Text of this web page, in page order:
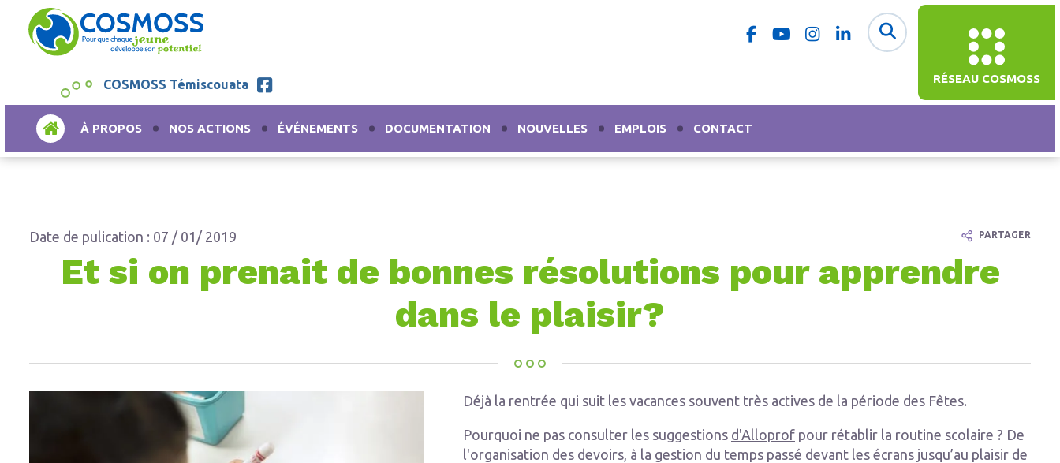
RÉSEAU COSMOSS
COSMOSS Témiscouata
ACCUEILÀ PROPOS NOS ACTIONS ÉVÉNEMENTS DOCUMENTATION NOUVELLES EMPLOIS CONTACT
Date de pulication : 07 / 01/ 2019
Et si on prenait de bonnes résolutions pour apprendre
dans le plaisir?
Déjà la rentrée qui suit les vacances souvent très actives de la période des Fêtes.
Pourquoi ne pas consulter les suggestions d'Alloprof pour rétablir la routine scolaire ? De
l'organisation des devoirs, à la gestion du temps passé devant les écrans jusqu’au plaisir de
PARTAGER